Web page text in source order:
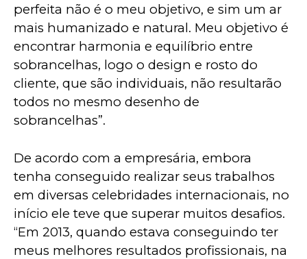
perfeita não é o meu objetivo, e sim um ar
mais humanizado e natural. Meu objetivo é
encontrar harmonia e equilíbrio entre
sobrancelhas, logo o design e rosto do
cliente, que são individuais, não resultarão
todos no mesmo desenho de
sobrancelhas”.
De acordo com a empresária, embora
tenha conseguido realizar seus trabalhos
em diversas celebridades internacionais, no
início ele teve que superar muitos desafios.
“Em 2013, quando estava conseguindo ter
meus melhores resultados profissionais, na